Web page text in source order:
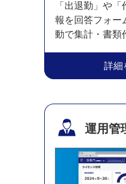
「出退勤」や
報を回答フォー
動で集計・書類
運用管